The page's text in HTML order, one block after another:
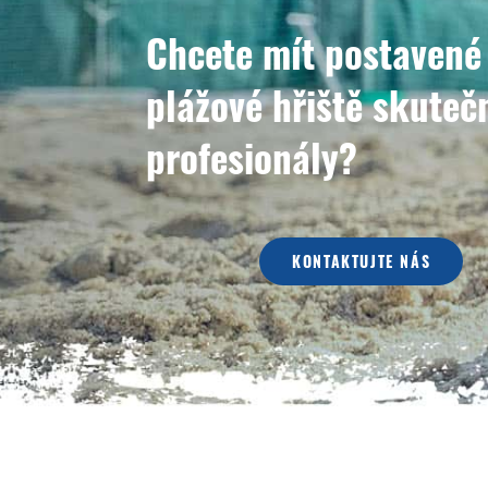
Chcete mít postavené
plážové hřiště
profesionály?
KONTAKTUJTE NÁS